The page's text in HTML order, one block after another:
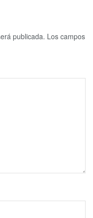
publicada. Los campos